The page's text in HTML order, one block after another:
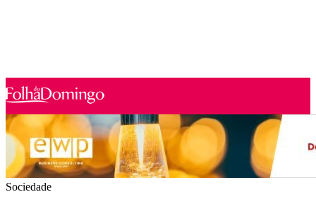
Sociedade